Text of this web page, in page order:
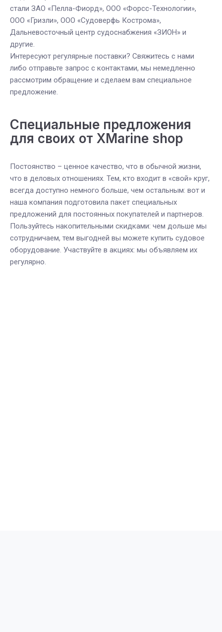
стали ЗАО «Пелла-Фиорд», ООО «Форсс-Технологии»,
ООО «Гризли», ООО «Судоверфь Кострома»,
Дальневосточный центр судоснабжения «ЗИОН» и
другие.
Интересуют регулярные поставки? Свяжитесь с нами
либо отправьте запрос с контактами, мы немедленно
рассмотрим обращение и сделаем вам специальное
предложение.
Специальные предложения
для своих от XMarine shop
Постоянство – ценное качество, что в обычной жизни,
что в деловых отношениях. Тем, кто входит в «свой» круг,
всегда доступно немного больше, чем остальным: вот и
наша компания подготовила пакет специальных
предложений для постоянных покупателей и партнеров.
Пользуйтесь накопительными скидками: чем дольше мы
сотрудничаем, тем выгодней вы можете купить судовое
оборудование. Участвуйте в акциях: мы объявляем их
регулярно.